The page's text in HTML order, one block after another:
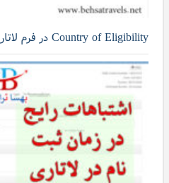
Country of Eligibility در فرم لاتاری به چه معناست؟